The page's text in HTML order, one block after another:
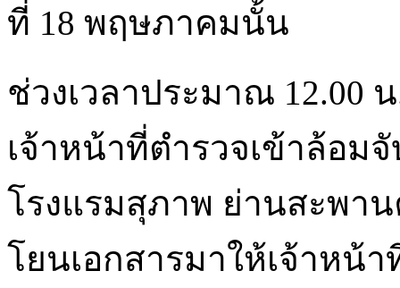
ที่ 18 พฤษภาคมนั้น
ช่วงเวลาประมาณ 12.00
เจ้าหน้าที่ตำรวจเข้าล้อม
โรงแรมสุภาพ ย่านสะพา
โยนเอกสารมาให้เจ้าหน้